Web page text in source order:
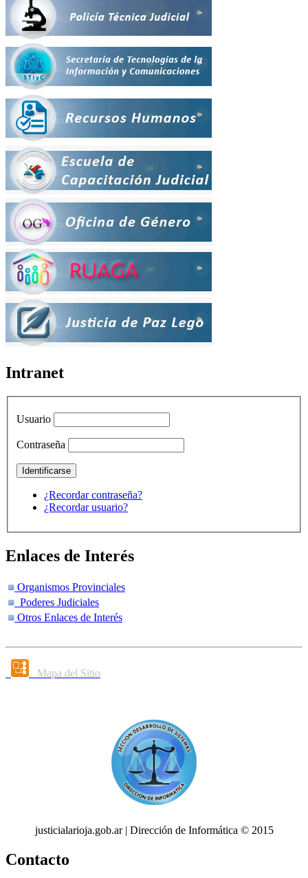
Intranet
Usuario
Contraseña
¿Recordar contraseña?
¿Recordar usuario?
Enlaces de Interés
Organismos Provinciales
Poderes Judiciales
Otros Enlaces de Interés
Mapa del Sitio
justicialarioja.gob.ar | Dirección de Informática © 2015
Contacto